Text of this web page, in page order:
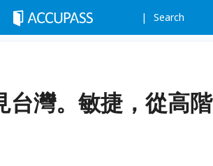
Search
台灣。敏捷，從高階